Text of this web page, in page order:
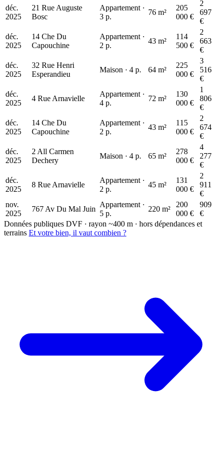
déc.
2025
21 Rue Auguste
Bosc
Appartement ·
3 p.
76 m²
205
000 €
2
697
€
déc.
2025
14 Che Du
Capouchine
Appartement ·
2 p.
43 m²
114
500 €
2
663
€
déc.
2025
32 Rue Henri
Esperandieu
Maison · 4 p. 64 m²
225
000 €
3
516
€
déc.
2025
4 Rue Arnavielle
Appartement ·
4 p.
72 m²
130
000 €
1
806
€
déc.
2025
14 Che Du
Capouchine
Appartement ·
2 p.
43 m²
115
000 €
2
674
€
déc.
2025
2 All Carmen
Dechery
Maison · 4 p. 65 m²
278
000 €
4
277
€
déc.
2025
8 Rue Arnavielle
Appartement ·
2 p.
45 m²
131
000 €
2
911
€
nov.
2025
767 Av Du Mal Juin
Appartement ·
5 p.
220 m²
200
000 €
909
€
Données publiques DVF · rayon ~400 m · hors dépendances et
terrains Et votre bien, il vaut combien ?